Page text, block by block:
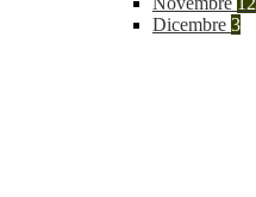
Dicembre 3